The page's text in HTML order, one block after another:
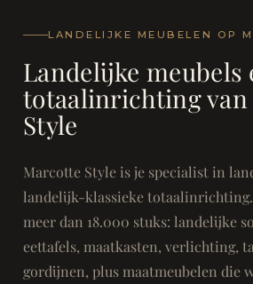
LANDELIJKE MEUBELEN OP
Landelijke meubels
totaalinrichting van
Style
Marcotte Style is je specialist in
landelijk-klassieke
meer dan 18.000 stuks: landelijke
eettafels, maatkasten, verlichting,
gordijnen, plus maatmeubelen die